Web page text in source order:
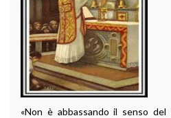
«Non è abbassando il senso